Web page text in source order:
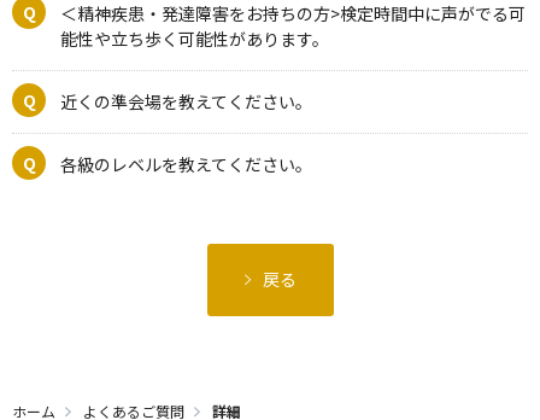
＜精神疾患・発達障害をお持ちの方>検定時間中に声がでる可
能性や立ち歩く可能性があります。
近くの準会場を教えてください。
各級のレベルを教えてください。
戻る
ホーム よくあるご質問 詳細